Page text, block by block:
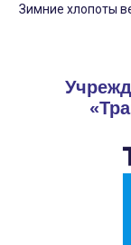
Зимние хлопоты